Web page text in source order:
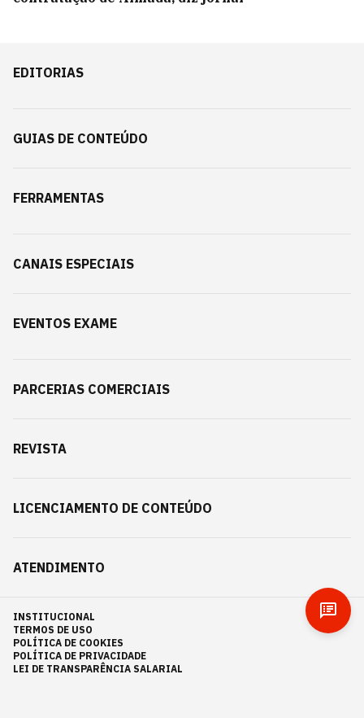
EDITORIAS
GUIAS DE CONTEÚDO
FERRAMENTAS
CANAIS ESPECIAIS
EVENTOS EXAME
PARCERIAS COMERCIAIS
REVISTA
LICENCIAMENTO DE CONTEÚDO
ATENDIMENTO
INSTITUCIONAL
TERMOS DE USO
POLÍTICA DE COOKIES
POLÍTICA DE PRIVACIDADE
LEI DE TRANSPARÊNCIA SALARIAL